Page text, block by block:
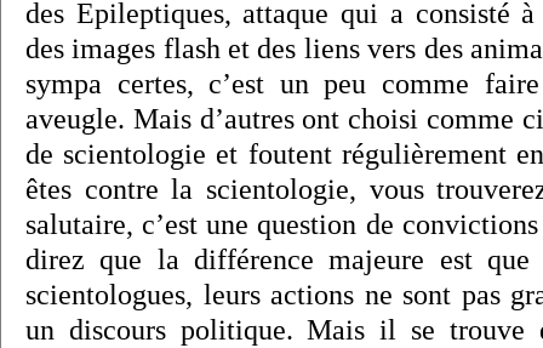
des Epileptiques, attaque qui a consisté
des images flash et des liens vers des
sympa certes, c’est un peu comme
aveugle. Mais d’autres ont choisi comme
de scientologie et foutent régulièrement
êtes contre la scientologie, vous
salutaire, c’est une question de
direz que la différence majeure est
scientologues, leurs actions ne sont pas
un discours politique. Mais il se trouve